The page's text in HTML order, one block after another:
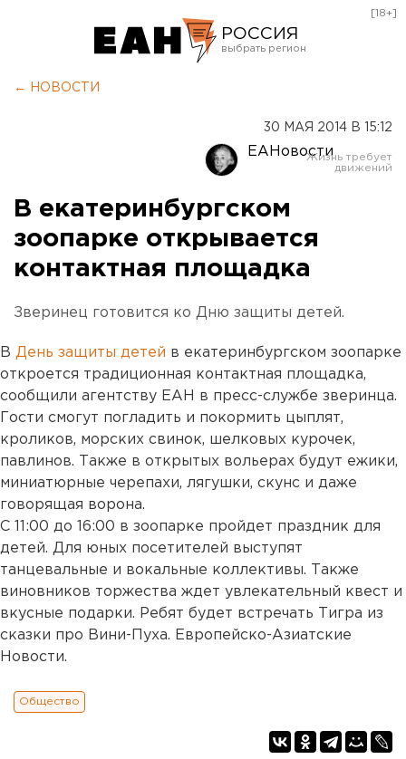
РОССИЯ
Оренбург
[18+]
← НОВОСТИ
30 МАЯ 2014 В 15:12
ЕАНовости
В екатеринбургском
зоопарке открывается
контактная площадка
Зверинец готовится ко Дню защиты детей.
В День защиты детей в екатеринбургском зоопарке
откроется традиционная контактная площадка,
сообщили агентству ЕАН в пресс-службе зверинца.
Гости смогут погладить и покормить цыплят,
кроликов, морских свинок, шелковых курочек,
павлинов. Также в открытых вольерах будут ежики,
миниатюрные черепахи, лягушки, скунс и даже
говорящая ворона.
С 11:00 до 16:00 в зоопарке пройдет праздник для
детей. Для юных посетителей выступят
танцевальные и вокальные коллективы. Также
виновников торжества ждет увлекательный квест и
вкусные подарки. Ребят будет встречать Тигра из
сказки про Вини-Пуха. Европейско-Азиатские
Новости.
Общество